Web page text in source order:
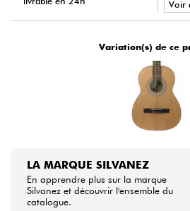
Eveil Musical
Câbles & Access.
Voir
•
• Star
• Star
•
• Star
Variation(s) de ce
LA MARQUE SILVANEZ
En apprendre plus sur la marque
Silvanez et découvrir l'ensemble du
catalogue.